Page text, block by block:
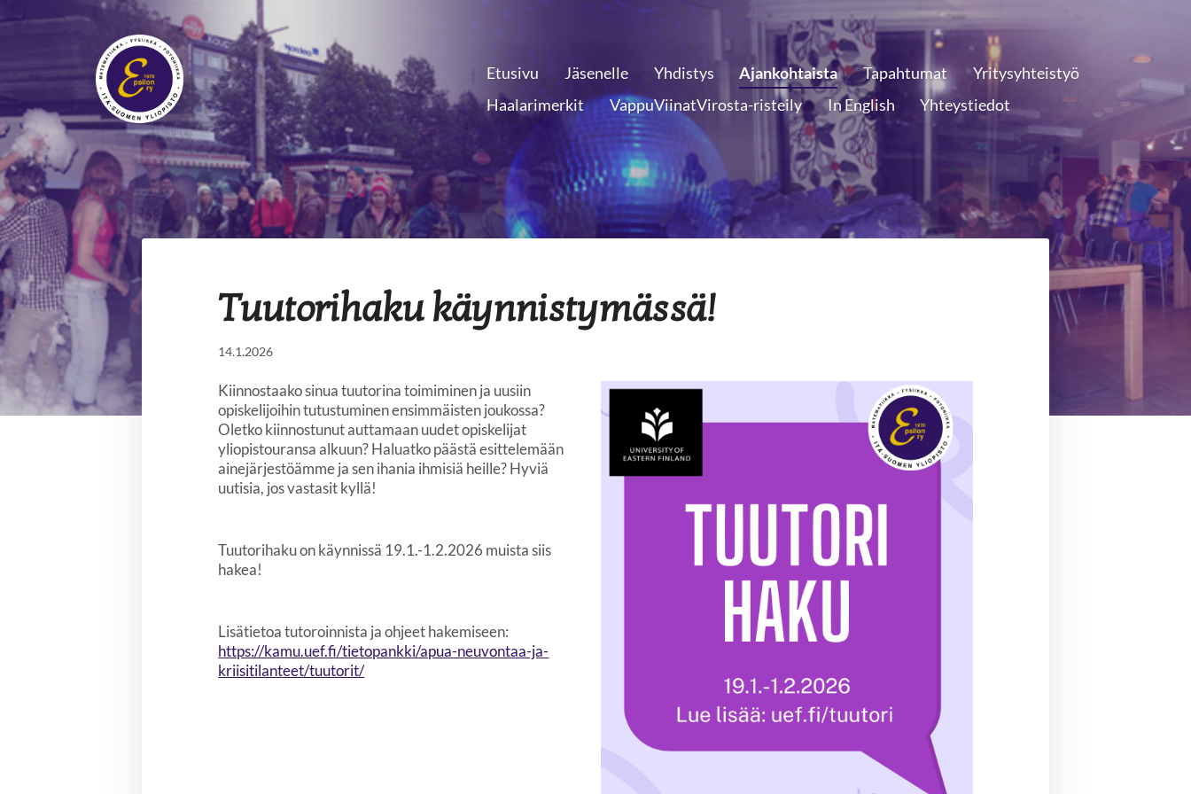
Siirry
Epsilon ry
Etusivu Jäsenelle Yhdistys Ajankohtaista Tapahtumat
Yritysyhteistyö
Haalarimerkit
VappuViinatVirosta-risteily In English Yhteystiedot
Tuutorihaku käynnistymässä!
14.1.2026
Kiinnostaako sinua tuutorina toimiminen ja uusiin
opiskelijoihin tutustuminen ensimmäisten joukossa?
Oletko kiinnostunut auttamaan uudet opiskelijat
yliopistouransa alkuun? Haluatko päästä esittelemään
ainejärjestöämme ja sen ihania ihmisiä heille? Hyviä
uutisia, jos vastasit kyllä!
Tuutorihaku on käynnissä 19.1.-1.2.2026 muista siis
hakea!
Lisätietoa tutoroinnista ja ohjeet hakemiseen:
https://kamu.uef.fi/tietopankki/apua-neuvontaa-ja-
kriisitilanteet/tuutorit/